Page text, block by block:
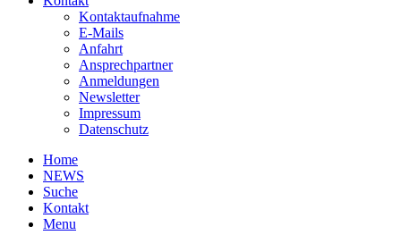
Kontaktaufnahme
E-Mails
Anfahrt
Ansprechpartner
Anmeldungen
Newsletter
Impressum
Datenschutz
Home
NEWS
Suche
Kontakt
Menu